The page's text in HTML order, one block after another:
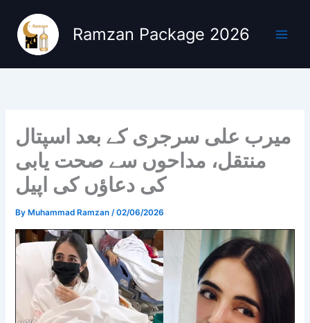
content
Ramzan Package 2026
میرب علی سرجری کے بعد اسپتال
منتقل، مداحوں سے صحت یابی
کی دعاؤں کی اپیل
By Muhammad Ramzan/02/06/2026